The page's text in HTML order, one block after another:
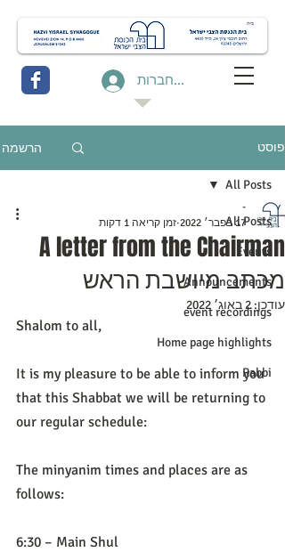
להתחברות
פוסט הרשמה
All Posts
Events
Announcements
event recordings
Home page highlights
Rabbi
All Posts
A letter from the Chairman
מכתב מיושבת הראש
-
17 בפבר׳ 2022
זמן קריאה 1 דקות
עודכן:2 באוג׳ 2022
Shalom to all,
It is my pleasure to be able to inform you
that this Shabbat we will be returning to
our regular schedule:
The minyanim times and places are as
follows:
6:30 – Main Shul